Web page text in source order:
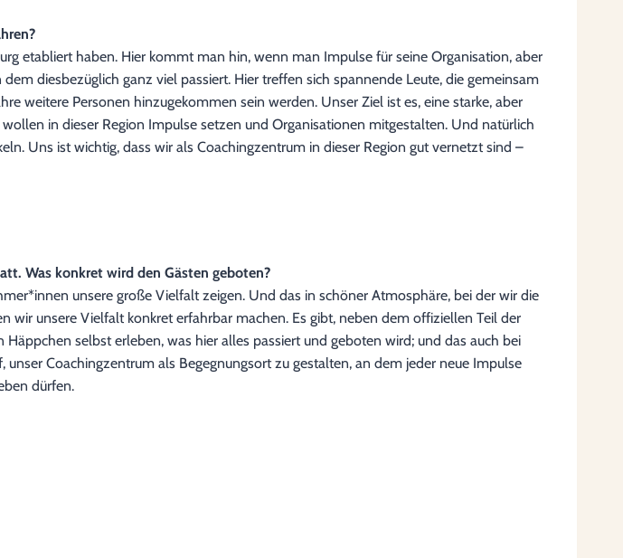
etabliert haben. Hier kommt man hin, wenn man Impulse für seine Organisation, aber
diesbezüglich ganz viel passiert. Hier treffen sich spannende Leute, die gemeinsam
weitere Personen hinzugekommen sein werden. Unser Ziel ist es, eine starke, aber
in dieser Region Impulse setzen und Organisationen mitgestalten. Und natürlich
Uns ist wichtig, dass wir als Coachingzentrum in dieser Region gut vernetzt sind –
Was konkret wird den Gästen geboten?
unsere große Vielfalt zeigen. Und das in schöner Atmosphäre, bei der wir die
wir unsere Vielfalt konkret erfahrbar machen. Es gibt, neben dem offiziellen Teil der
selbst erleben, was hier alles passiert und geboten wird; und das auch bei
Coachingzentrum als Begegnungsort zu gestalten, an dem jeder neue Impulse
dürfen.